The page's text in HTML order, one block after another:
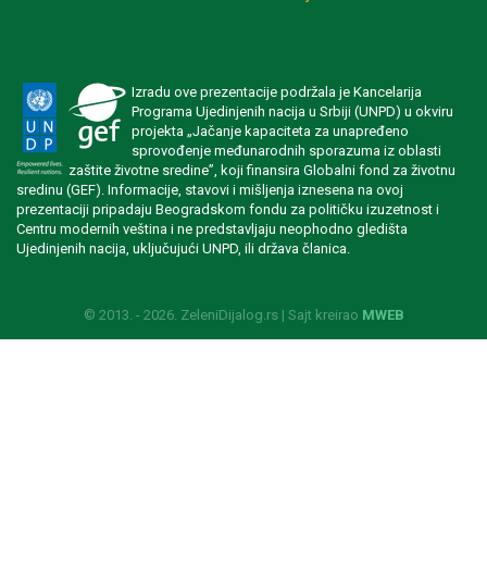
Izradu ove prezentacije podržala je Kancelarija
Programa Ujedinjenih nacija u Srbiji (UNPD) u okviru
projekta „Jačanje kapaciteta za unapređeno
sprovođenje međunarodnih sporazuma iz oblasti
zaštite životne sredine”, koji finansira Globalni fond za životnu
sredinu (GEF). Informacije, stavovi i mišljenja iznesena na ovoj
prezentaciji pripadaju Beogradskom fondu za političku izuzetnost i
Centru modernih veština i ne predstavljaju neophodno gledišta
Ujedinjenih nacija, uključujući UNPD, ili država članica.
© 2013. - 2026. ZeleniDijalog.rs | Sajt kreirao MWEB